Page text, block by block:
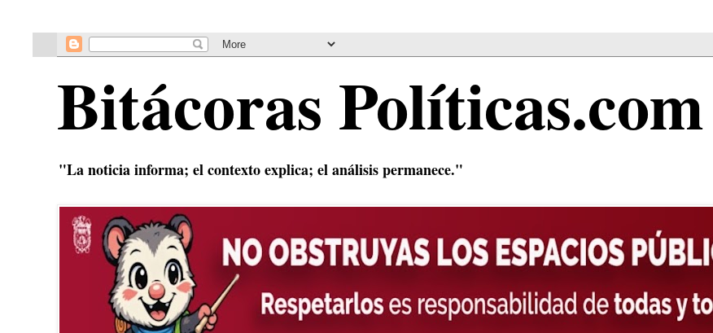
Bitácoras Políticas.com
"La noticia informa; el contexto explica; el análisis permanece."